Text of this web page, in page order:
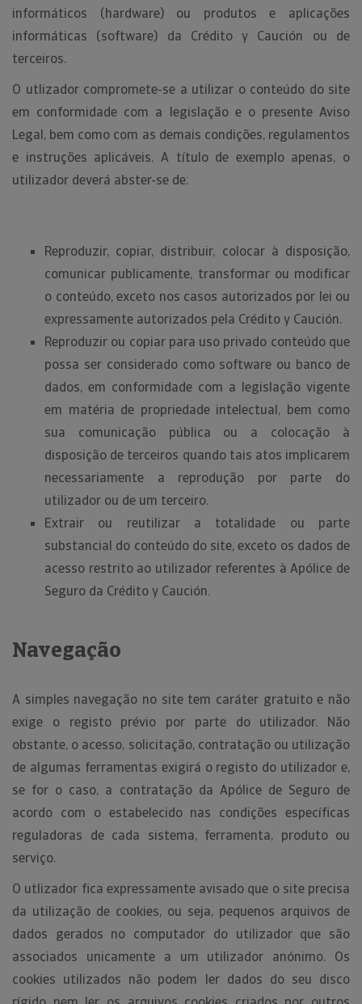
informáticos (hardware) ou produtos e aplicações
informáticas (software) da Crédito y Caución ou de
terceiros.
O utlizador compromete-se a utilizar o conteúdo do site
em conformidade com a legislação e o presente Aviso
Legal, bem como com as demais condições, regulamentos
e instruções aplicáveis. A título de exemplo apenas, o
utilizador deverá abster-se de:
Reproduzir, copiar, distribuir, colocar à disposição,
comunicar publicamente, transformar ou modificar
o conteúdo, exceto nos casos autorizados por lei ou
expressamente autorizados pela Crédito y Caución.
Reproduzir ou copiar para uso privado conteúdo que
possa ser considerado como software ou banco de
dados, em conformidade com a legislação vigente
em matéria de propriedade intelectual, bem como
sua comunicação pública ou a colocação à
disposição de terceiros quando tais atos implicarem
necessariamente a reprodução por parte do
utilizador ou de um terceiro.
Extrair ou reutilizar a totalidade ou parte
substancial do conteúdo do site, exceto os dados de
acesso restrito ao utilizador referentes à Apólice de
Seguro da Crédito y Caución.
Navegação
A simples navegação no site tem caráter gratuito e não
exige o registo prévio por parte do utilizador. Não
obstante, o acesso, solicitação, contratação ou utilização
de algumas ferramentas exigirá o registo do utilizador e,
se for o caso, a contratação da Apólice de Seguro de
acordo com o estabelecido nas condições específicas
reguladoras de cada sistema, ferramenta, produto ou
serviço.
O utlizador fica expressamente avisado que o site precisa
da utilização de cookies, ou seja, pequenos arquivos de
dados gerados no computador do utilizador que são
associados unicamente a um utilizador anónimo. Os
cookies utilizados não podem ler dados do seu disco